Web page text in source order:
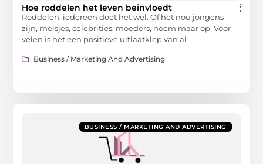
Hoe roddelen het leven beinvloedt
Roddelen: iedereen doet het wel. Of het nou jongens
zijn, meisjes, celebrities, moeders, noem maar op. Voor
velen is het een positieve uitlaatklep van al
Business / Marketing And Advertising
BUSINESS / MARKETING AND ADVERTISING